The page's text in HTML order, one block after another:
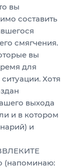
вы
составить
смягчения.
вы
для
Хотя
выхода
и в котором
и
(напоминаю: